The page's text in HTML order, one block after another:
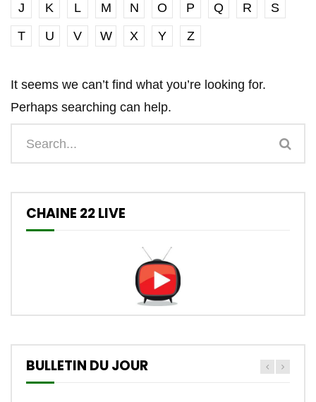
J
K L M N O P Q R
S
T
U V W X Y Z
It seems we can’t find what you’re looking for.
Perhaps searching can help.
CHAINE 22 LIVE
BULLETIN DU JOUR